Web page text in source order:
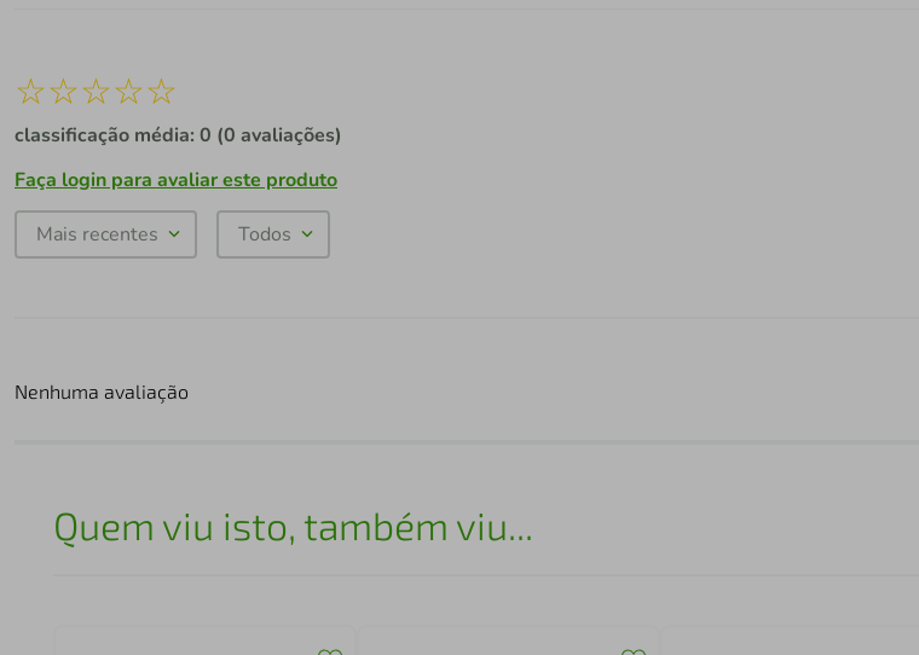
☆☆☆☆☆
classificação média: 0 (0 avaliações)
Faça login para avaliar este produto
Mais recentes Todos
Nenhuma avaliação
Quem viu isto, também viu...